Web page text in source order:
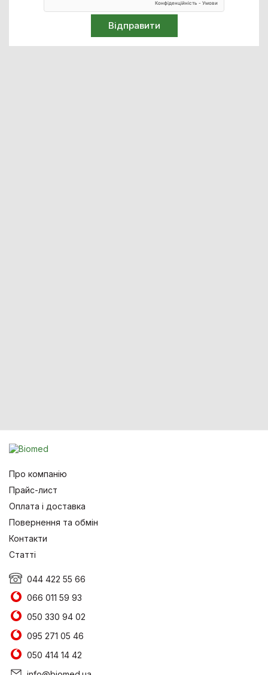
Про компанію
Прайс-лист
Оплата і доставка
Повернення та обмін
Контакти
Статті
044 422 55 66
066 011 59 93
050 330 94 02
095 271 05 46
050 414 14 42